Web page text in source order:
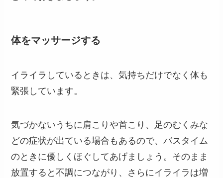
体をマッサージする
イライラしているときは、気持ちだけでなく体も
緊張しています。
気づかないうちに肩こりや首こり、足のむくみな
どの症状が出ている場合もあるので、バスタイム
のときに優しくほぐしてあげましょう。そのまま
放置すると不調につながり、さらにイライラは増